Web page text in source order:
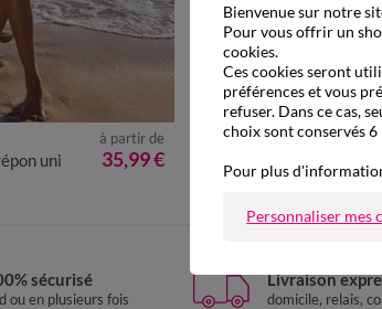
52 54
uni
à partir de
35,99 €
sécurisé
ou en plusieurs fois
Livraison
domicile, relais,
Bienvenue sur notre
Pour vous offrir un
cookies.
Ces cookies seront
préférences et vous
refuser. Dans ce cas,
choix sont conservés 6
Pour plus
Personnaliser mes